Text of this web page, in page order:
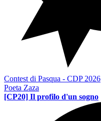
Contest di Pasqua - CDP 2026
Poeta Zaza
[CP20] Il profilo d'un sogno